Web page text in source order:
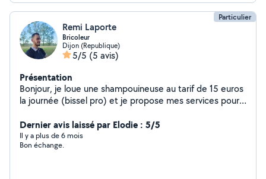
Particulier
Remi Laporte
Bricoleur
Dijon (Republique)
5/5 (5 avis)
Présentation
Bonjour, je loue une shampouineuse au tarif de 15 euros
la journée (bissel pro) et je propose mes services pour
montage/demontage de meubles, déménagement ect..
Dernier avis laissé par Elodie : 5/5
Il y a plus de 6 mois
Bon échange.